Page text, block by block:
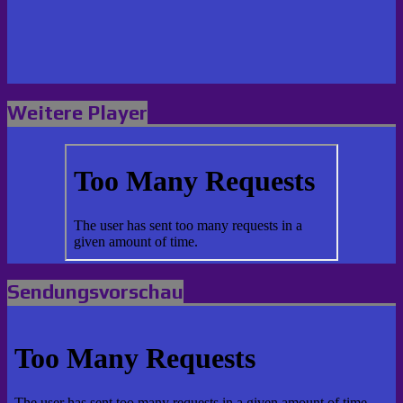
Weitere Player
Sendungsvorschau